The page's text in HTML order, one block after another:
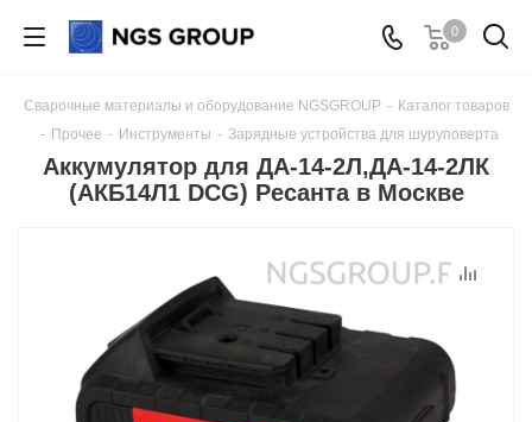
0
Сварочные материалы и оборудование NGSGROUP - Каталог товаров
- Прочее - Инструменты - Зарядные устройства для шуруповерта
Аккумулятор для ДА-14-2Л,ДА-14-2ЛК
(АКБ14Л1 DCG) Ресанта в Москве